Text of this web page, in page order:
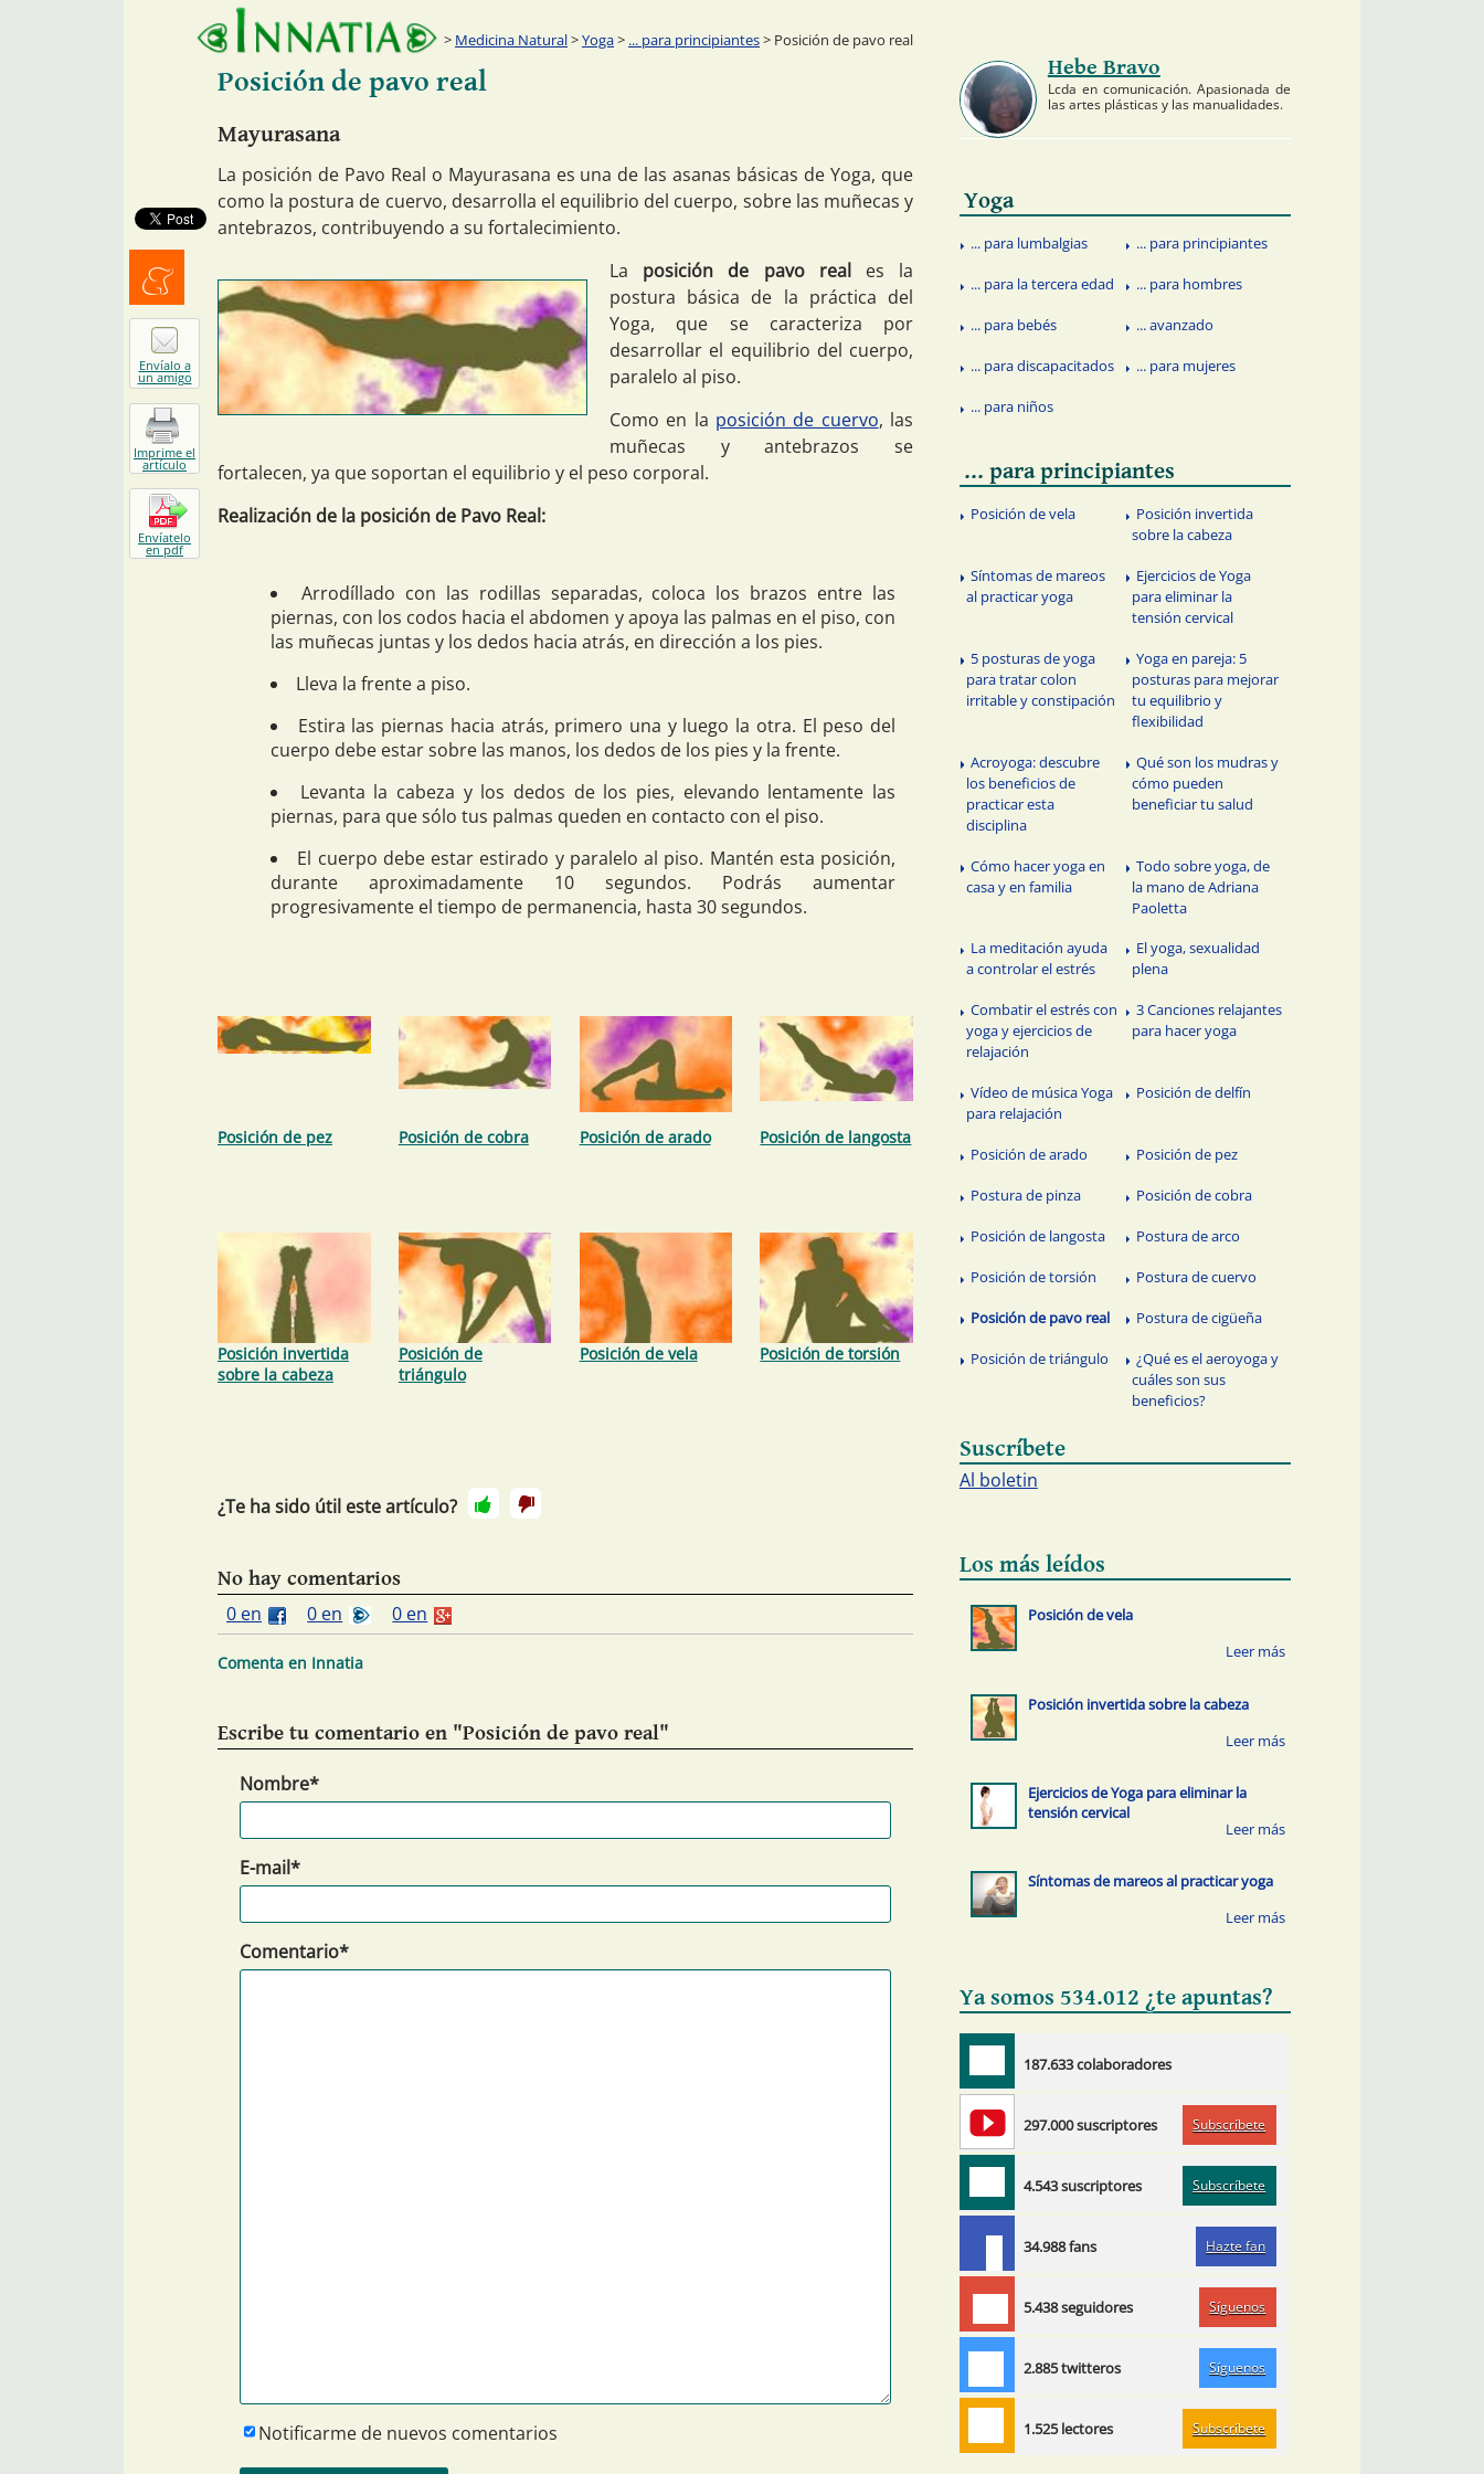
Medicina Natural>Yoga> ... para principiantes> Posición de pavo real
Posición de pavo real
Mayurasana
La posición de Pavo Real o Mayurasana es una de las asanas básicas de Yoga, que
como la postura de cuervo, desarrolla el equilibrio del cuerpo, sobre las muñecas y
antebrazos, contribuyendo a su fortalecimiento.
La posición de pavo reales la
postura básica de la práctica del
Yoga, que se caracteriza por
desarrollar el equilibrio del cuerpo,
paralelo al piso.
Como en la posición de cuervo, las
muñecas y antebrazos se
fortalecen, ya que soportan el equilibrio y el peso corporal.
Realización de la posición de Pavo Real:
Arrodíllado con las rodillas separadas, coloca los brazos entre las
piernas, con los codos hacia el abdomen y apoya las palmas en el piso, con
las muñecas juntas y los dedos hacia atrás, en dirección a los pies.
Lleva la frente a piso.
Estira las piernas hacia atrás, primero una y luego la otra. El peso del
cuerpo debe estar sobre las manos, los dedos de los pies y la frente.
Levanta la cabeza y los dedos de los pies, elevando lentamente las
piernas, para que sólo tus palmas queden en contacto con el piso.
El cuerpo debe estar estirado y paralelo al piso. Mantén esta posición,
durante aproximadamente 10 segundos. Podrás aumentar
progresivamente el tiempo de permanencia, hasta 30 segundos.
Posición de pez Posición de cobra Posición de arado Posición de langosta
Posición invertida
sobre la cabeza
Posición de
triángulo
Posición de vela Posición de torsión
¿Te ha sido útil este artículo?
No hay comentarios
0 en
0 en 0 en
Comenta en Innatia
Escribe tu comentario en "Posición de pavo real"
Nombre*
E-mail*
Comentario*
Notificarme de nuevos comentarios
Hebe Bravo
Lcda en comunicación. Apasionada de
las artes plásticas y las manualidades.
Yoga
... para lumbalgias ... para principiantes
... para la tercera edad ... para hombres
... para bebés ... avanzado
... para discapacitados ... para mujeres
... para niños
... para principiantes
Posición de vela
Posición invertida
sobre la cabeza
Síntomas de mareos
al practicar yoga
Ejercicios de Yoga
para eliminar la
tensión cervical
5 posturas de yoga
para tratar colon
irritable y constipación
Yoga en pareja: 5
posturas para mejorar
tu equilibrio y
flexibilidad
Acroyoga: descubre
los beneficios de
practicar esta
disciplina
Qué son los mudras y
cómo pueden
beneficiar tu salud
Cómo hacer yoga en
casa y en familia
Todo sobre yoga, de
la mano de Adriana
Paoletta
La meditación ayuda
a controlar el estrés
El yoga, sexualidad
plena
Combatir el estrés con
yoga y ejercicios de
relajación
3 Canciones relajantes
para hacer yoga
Vídeo de música Yoga
para relajación
Posición de delfín
Posición de arado Posición de pez
Postura de pinza Posición de cobra
Posición de langosta Postura de arco
Posición de torsión Postura de cuervo
Posición de pavo real Postura de cigüeña
Posición de triángulo
¿Qué es el aeroyoga y
cuáles son sus
beneficios?
Suscríbete
Al boletin
Los más leídos
Posición de vela
Posición invertida sobre la cabeza
Ejercicios de Yoga para eliminar la
tensión cervical
Síntomas de mareos al practicar yoga
Ya somos 534.012 ¿te apuntas?
187.633 colaboradores
297.000 suscriptores Subscríbete
4.543 suscriptores Subscríbete
34.988 fans Hazte fan
5.438 seguidores Síguenos
2.885 twitteros Síguenos
1.525 lectores Subscríbete
Menéalo
Envíalo a
un amigo
Imprime el
artículo
Envíatelo
en pdf